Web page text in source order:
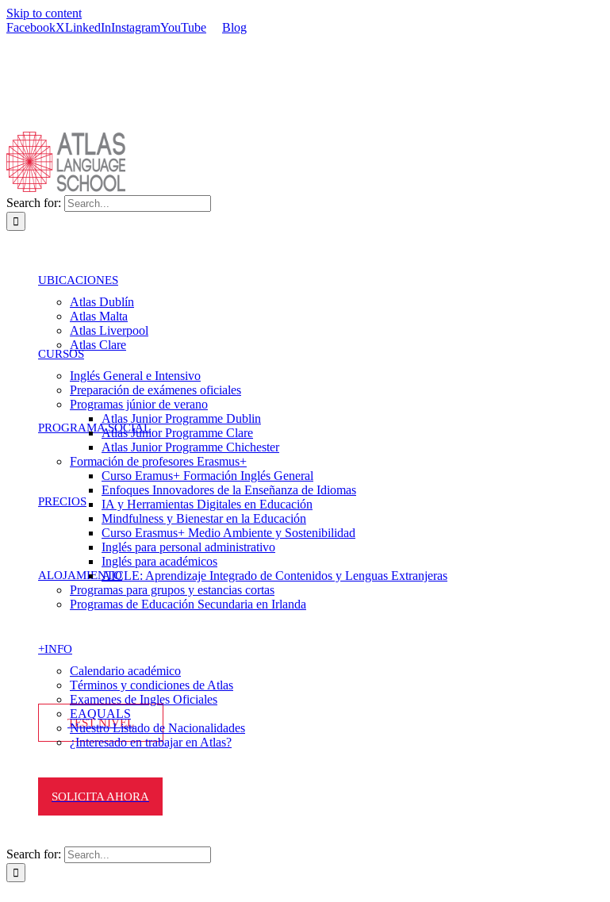
Skip to content
FacebookXLinkedInInstagramYouTube
Blog
Search for:
UBICACIONES
Atlas Dublín
Atlas Malta
Atlas Liverpool
Atlas Clare
CURSOS
Inglés General e Intensivo
Preparación de exámenes oficiales
Programas júnior de verano
Atlas Junior Programme Dublin
Atlas Junior Programme Clare
Atlas Junior Programme Chichester
Formación de profesores Erasmus+
Curso Eramus+ Formación Inglés General
Enfoques Innovadores de la Enseñanza de Idiomas
IA y Herramientas Digitales en Educación
Mindfulness y Bienestar en la Educación
Curso Erasmus+ Medio Ambiente y Sostenibilidad
Inglés para personal administrativo
Inglés para académicos
AICLE: Aprendizaje Integrado de Contenidos y Lenguas Extranjeras
Programas para grupos y estancias cortas
Programas de Educación Secundaria en Irlanda
PROGRAMA SOCIAL
PRECIOS
ALOJAMIENTO
+INFO
Calendario académico
Términos y condiciones de Atlas
Examenes de Ingles Oficiales
EAQUALS
Nuestro Listado de Nacionalidades
¿Interesado en trabajar en Atlas?
TEST NIVEL
SOLICITA AHORA
Search for: